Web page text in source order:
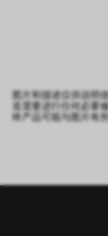
图片和描述仅供说明
造需要进行任何必要
终产品可能与图片有所